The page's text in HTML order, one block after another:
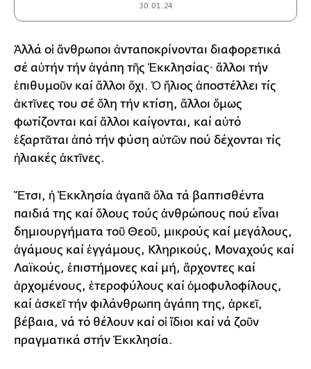
30.01.24
Ἀλλά οἱ ἄνθρωποι ἀνταποκρίνονται διαφορετικά
σέ αὐτήν τήν ἀγάπη τῆς Ἐκκλησίας∙ ἄλλοι τήν
ἐπιθυμοῦν καί ἄλλοι ὄχι. Ὁ ἥλιος ἀποστέλλει τίς
ἀκτῖνες του σέ ὅλη τήν κτίση, ἄλλοι ὅμως
φωτίζονται καί ἄλλοι καίγονται, καί αὐτό
ἐξαρτᾶται ἀπό τήν φύση αὐτῶν πού δέχονται τίς
ἡλιακές ἀκτῖνες.
Ἔτσι, ἡ Ἐκκλησία ἀγαπᾶ ὅλα τά βαπτισθέντα
παιδιά της καί ὅλους τούς ἀνθρώπους πού εἶναι
δημιουργήματα τοῦ Θεοῦ, μικρούς καί μεγάλους,
ἀγάμους καί ἐγγάμους, Κληρικούς, Μοναχούς καί
Λαϊκούς, ἐπιστήμονες καί μή, ἄρχοντες καί
ἀρχομένους, ἑτεροφύλους καί ὁμοφυλοφίλους,
καί ἀσκεῖ τήν φιλάνθρωπη ἀγάπη της, ἀρκεῖ,
βέβαια, νά τό θέλουν καί οἱ ἴδιοι καί νά ζοῦν
πραγματικά στήν Ἐκκλησία.